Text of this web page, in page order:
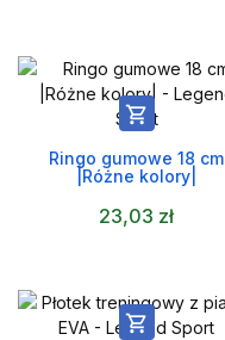

Ringo gumowe 18 cm
|Różne kolory|
23,03 zł
